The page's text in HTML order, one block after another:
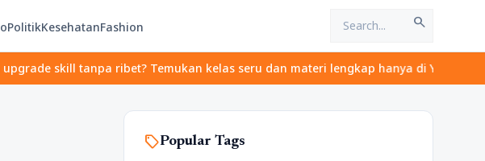
PolitikKesehatanFashion search
skill tanpa ribet? Temukan kelas seru dan materi lengkap hanya di
sellPopular Tags